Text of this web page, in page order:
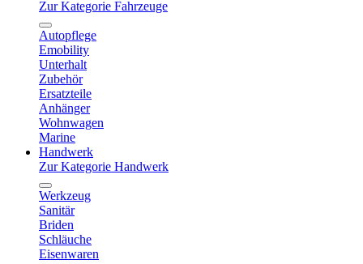
Zur Kategorie Fahrzeuge
Autopflege
Emobility
Unterhalt
Zubehör
Ersatzteile
Anhänger
Wohnwagen
Marine
Handwerk
Zur Kategorie Handwerk
Werkzeug
Sanitär
Briden
Schläuche
Eisenwaren